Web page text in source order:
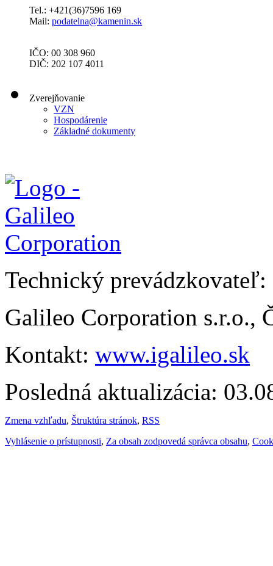
Tel.: +421(36)7596 169
Mail: podatelna@kamenin.sk
IČO: 00 308 960
DIČ: 202 107 4011
Zverejňovanie
VZN
Hospodárenie
Základné dokumenty
Technický prevádzkovateľ:
Galileo Corporation s.r.o.,
Kontakt: www.igalileo.sk
Posledná aktualizácia:
Zmena vzhľadu, Štruktúra stránok, RSS
Vyhlásenie o prístupnosti, Za obsah zodpovedá správca obsahu,